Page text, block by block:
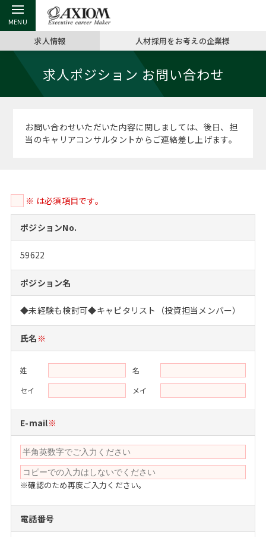
戻る
アクシアムの特長 ミッシ
コンサ
サービス案内
お申し
キャリ
戻る
キャリア支援 TOP
キャリアデザイン講座
（最新求人市場動向）
キャリ
MBAの
おわり
MBAの転職事例
MBAからのFAQ
MBA留学生数の推移
MBA留
日本か
インターン受入企業一覧
MBAを生かす求人特集
年齢と年収の相関図
戻る
転職ツール TOP
英文レジュメの書き方
英文レ
パワー
よくある面接Q&A集
外資系／面接攻略のコツ
戻る
転職コラム TOP
“展”職相談室
転職成功への4つの鍵
キャリアに効く一冊
注目企業インタビュー
戻る
イベント・セミナー TOP
ジョブフェア
キャリアフォーラム
プロ経営者の特別セミナー
Career Talk Live
戻る
会社概要 TOP
沿革
採用情報
パブリシティ
ニュースリリース
求人情報 人材採用をお考えの企業様
求人ポジション お問い合わせ
お問い合わせいただいた内容に関しましては、後日、担
当のキャリアコンサルタントからご連絡差し上げます。
※ は必須項目です。
ポジションNo.
59622
ポジション名
◆未経験も検討可◆キャピタリスト（投資担当メンバー）
氏名 ※
姓
名
セイ
メイ
E-mail※
※確認のため再度ご入力ください。
電話番号